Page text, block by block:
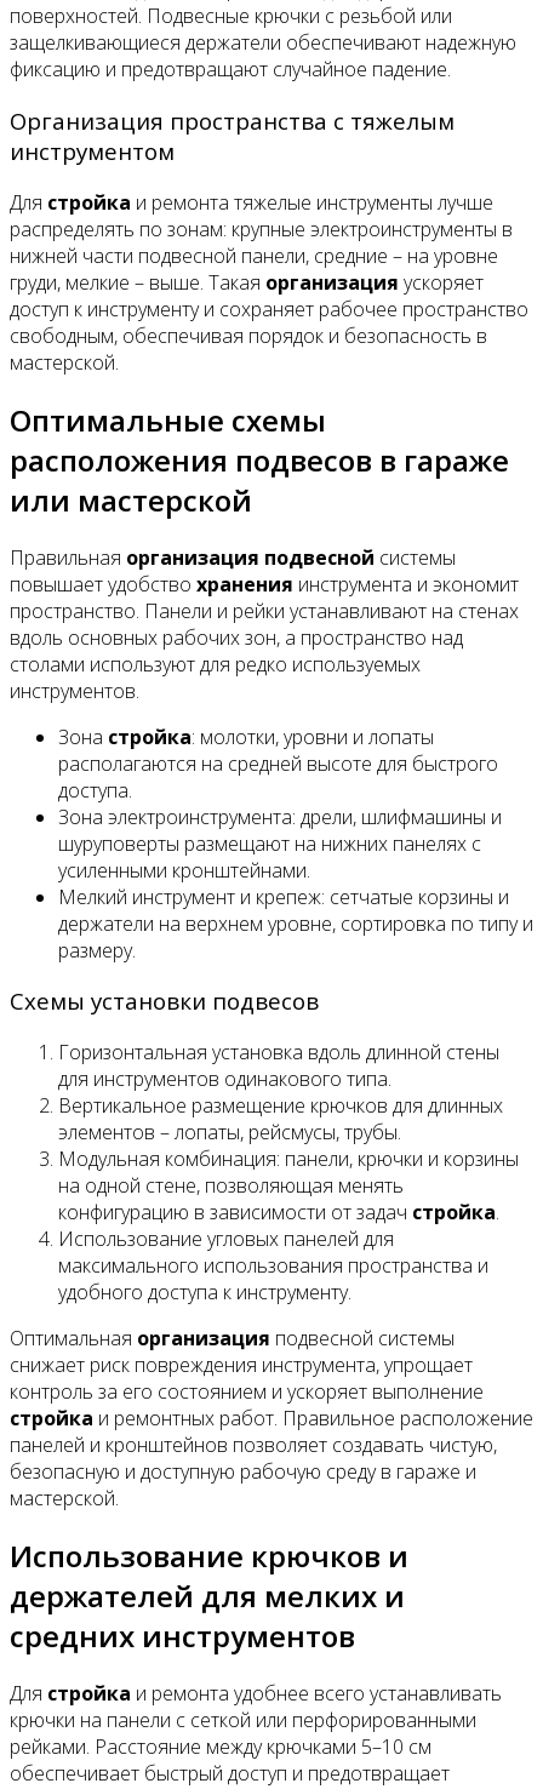
поверхностей. Подвесные крючки с резьбой или
защелкивающиеся держатели обеспечивают надежную
фиксацию и предотвращают случайное падение.
Организация пространства с тяжелым
инструментом
Для стройка и ремонта тяжелые инструменты лучше
распределять по зонам: крупные электроинструменты в
нижней части подвесной панели, средние – на уровне
груди, мелкие – выше. Такая организация ускоряет
доступ к инструменту и сохраняет рабочее пространство
свободным, обеспечивая порядок и безопасность в
мастерской.
Оптимальные схемы
расположения подвесов в гараже
или мастерской
Правильная организация подвесной системы
повышает удобство хранения инструмента и экономит
пространство. Панели и рейки устанавливают на стенах
вдоль основных рабочих зон, а пространство над
столами используют для редко используемых
инструментов.
Зона стройка: молотки, уровни и лопаты
располагаются на средней высоте для быстрого
доступа.
Зона электроинструмента: дрели, шлифмашины и
шуруповерты размещают на нижних панелях с
усиленными кронштейнами.
Мелкий инструмент и крепеж: сетчатые корзины и
держатели на верхнем уровне, сортировка по типу и
размеру.
Схемы установки подвесов
Горизонтальная установка вдоль длинной стены
для инструментов одинакового типа.
Вертикальное размещение крючков для длинных
элементов – лопаты, рейсмусы, трубы.
Модульная комбинация: панели, крючки и корзины
на одной стене, позволяющая менять
конфигурацию в зависимости от задач стройка.
Использование угловых панелей для
максимального использования пространства и
удобного доступа к инструменту.
Оптимальная организация подвесной системы
снижает риск повреждения инструмента, упрощает
контроль за его состоянием и ускоряет выполнение
стройка и ремонтных работ. Правильное расположение
панелей и кронштейнов позволяет создавать чистую,
безопасную и доступную рабочую среду в гараже и
мастерской.
Использование крючков и
держателей для мелких и
средних инструментов
Для стройка и ремонта удобнее всего устанавливать
крючки на панели с сеткой или перфорированными
рейками. Расстояние между крючками 5–10 см
обеспечивает быстрый доступ и предотвращает